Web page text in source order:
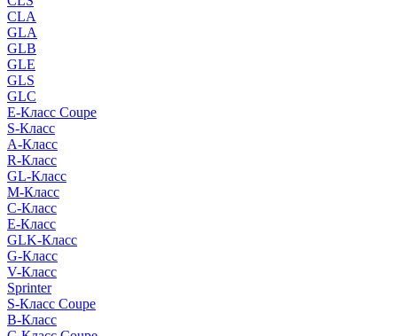
CLA
GLA
GLB
GLE
GLS
GLC
E-Класс Coupe
S-Класс
A-Класс
R-Класс
GL-Класс
M-Класс
C-Класс
E-Класс
GLK-Класс
G-Класс
V-Класс
Sprinter
S-Класс Сoupe
B-Класс